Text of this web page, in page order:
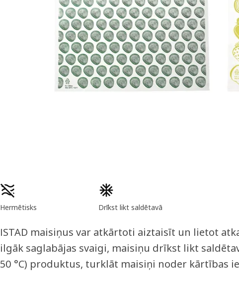
Preces īpašības
Hermētisks Drīkst likt saldētavā
ISTAD maisiņus var atkārtoti aiztaisīt un lietot
ilgāk saglabājas svaigi, maisiņu drīkst likt
50 °C) produktus, turklāt maisiņi noder kārtības